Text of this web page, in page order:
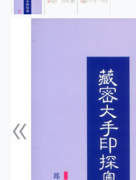
«上一張